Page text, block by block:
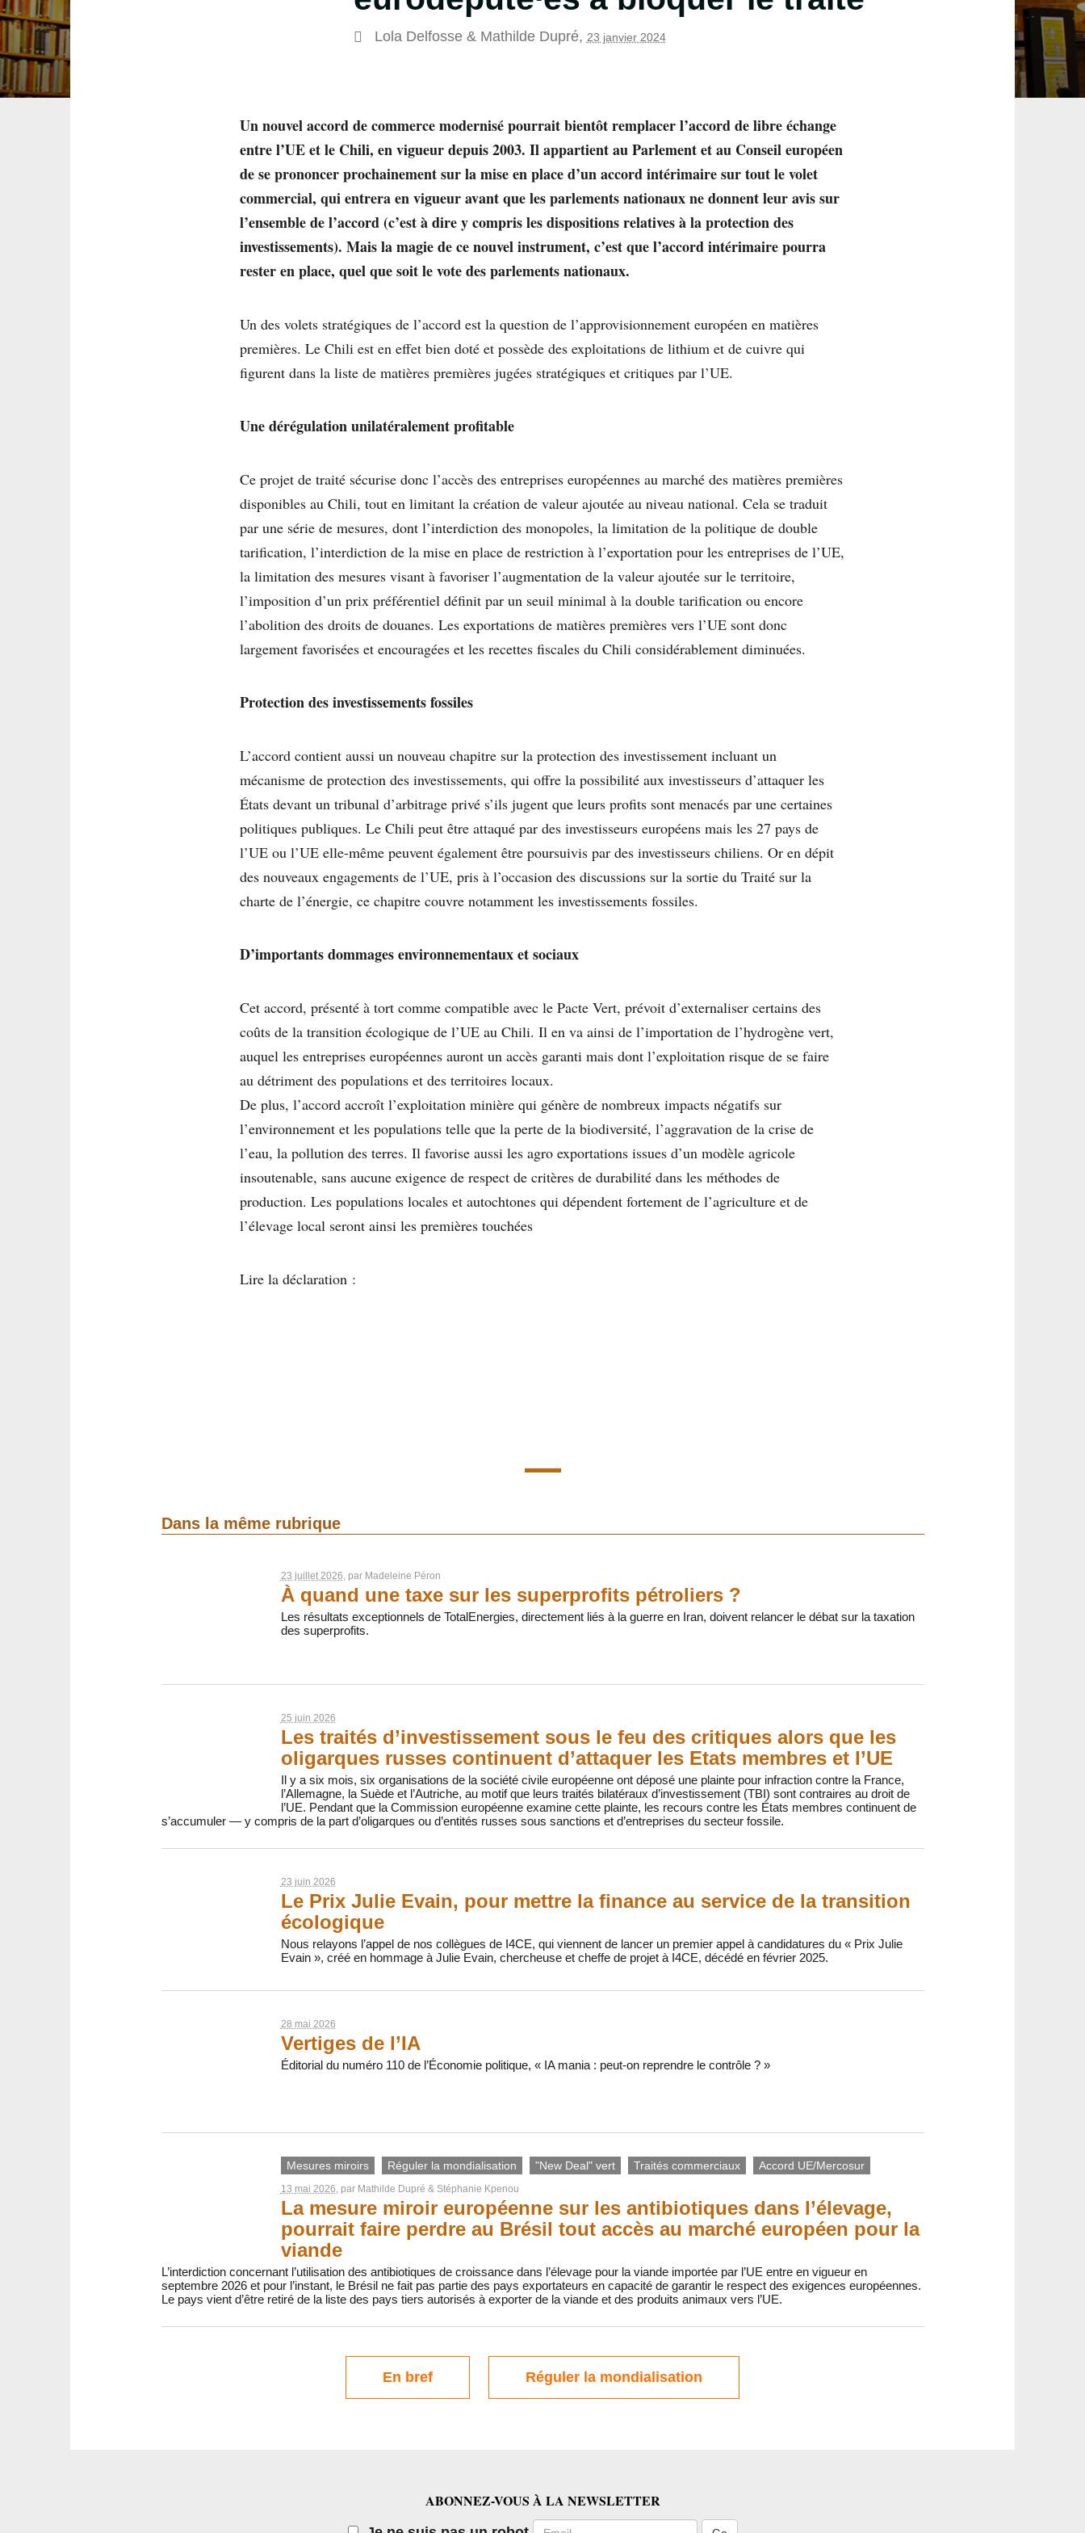
Lola Delfosse& Mathilde Dupré, 23 janvier 2024
Un nouvel accord de commerce modernisé pourrait bientôt remplacer l’accord de libre échange
entre l’UE et le Chili, en vigueur depuis 2003. Il appartient au Parlement et au Conseil européen
de se prononcer prochainement sur la mise en place d’un accord intérimaire sur tout le volet
commercial, qui entrera en vigueur avant que les parlements nationaux ne donnent leur avis sur
l’ensemble de l’accord (c’est à dire y compris les dispositions relatives à la protection des
investissements). Mais la magie de ce nouvel instrument, c’est que l’accord intérimaire pourra
rester en place, quel que soit le vote des parlements nationaux.
Un des volets stratégiques de l’accord est la question de l’approvisionnement européen en matières
premières. Le Chili est en effet bien doté et possède des exploitations de lithium et de cuivre qui
figurent dans la liste de matières premières jugées stratégiques et critiques par l’UE.
Une dérégulation unilatéralement profitable
Ce projet de traité sécurise donc l’accès des entreprises européennes au marché des matières premières
disponibles au Chili, tout en limitant la création de valeur ajoutée au niveau national. Cela se traduit
par une série de mesures, dont l’interdiction des monopoles, la limitation de la politique de double
tarification, l’interdiction de la mise en place de restriction à l’exportation pour les entreprises de l’UE,
la limitation des mesures visant à favoriser l’augmentation de la valeur ajoutée sur le territoire,
l’imposition d’un prix préférentiel définit par un seuil minimal à la double tarification ou encore
l’abolition des droits de douanes. Les exportations de matières premières vers l’UE sont donc
largement favorisées et encouragées et les recettes fiscales du Chili considérablement diminuées.
Protection des investissements fossiles
L’accord contient aussi un nouveau chapitre sur la protection des investissement incluant un
mécanisme de protection des investissements, qui offre la possibilité aux investisseurs d’attaquer les
États devant un tribunal d’arbitrage privé s’ils jugent que leurs profits sont menacés par une certaines
politiques publiques. Le Chili peut être attaqué par des investisseurs européens mais les 27 pays de
l’UE ou l’UE elle-même peuvent également être poursuivis par des investisseurs chiliens. Or en dépit
des nouveaux engagements de l’UE, pris à l’occasion des discussions sur la sortie du Traité sur la
charte de l’énergie, ce chapitre couvre notamment les investissements fossiles.
D’importants dommages environnementaux et sociaux
Cet accord, présenté à tort comme compatible avec le Pacte Vert, prévoit d’externaliser certains des
coûts de la transition écologique de l’UE au Chili. Il en va ainsi de l’importation de l’hydrogène vert,
auquel les entreprises européennes auront un accès garanti mais dont l’exploitation risque de se faire
au détriment des populations et des territoires locaux.
De plus, l’accord accroît l’exploitation minière qui génère de nombreux impacts négatifs sur
l’environnement et les populations telle que la perte de la biodiversité, l’aggravation de la crise de
l’eau, la pollution des terres. Il favorise aussi les agro exportations issues d’un modèle agricole
insoutenable, sans aucune exigence de respect de critères de durabilité dans les méthodes de
production. Les populations locales et autochtones qui dépendent fortement de l’agriculture et de
l’élevage local seront ainsi les premières touchées
Lire la déclaration :
Dans la même rubrique
23 juillet 2026, par Madeleine Péron
À quand une taxe sur les superprofits pétroliers ?
Les résultats exceptionnels de TotalEnergies, directement liés à la guerre en Iran, doivent relancer le débat sur la taxation
des superprofits.
25 juin 2026
Les traités d’investissement sous le feu des critiques alors que les
oligarques russes continuent d’attaquer les Etats membres et l’UE
Il y a six mois, six organisations de la société civile européenne ont déposé une plainte pour infraction contre la France,
l’Allemagne, la Suède et l’Autriche, au motif que leurs traités bilatéraux d’investissement (TBI) sont contraires au droit de
l’UE. Pendant que la Commission européenne examine cette plainte, les recours contre les États membres continuent de
s’accumuler — y compris de la part d’oligarques ou d’entités russes sous sanctions et d’entreprises du secteur fossile.
23 juin 2026
Le Prix Julie Evain, pour mettre la finance au service de la transition
écologique
Nous relayons l’appel de nos collègues de I4CE, qui viennent de lancer un premier appel à candidatures du « Prix Julie
Evain », créé en hommage à Julie Evain, chercheuse et cheffe de projet à I4CE, décédé en février 2025.
28 mai 2026
Vertiges de l’IA
Éditorial du numéro 110 de l’Économie politique, « IA mania : peut-on reprendre le contrôle ? »
Mesures miroirs Réguler la mondialisation "New Deal" vert Traités commerciaux Accord UE/Mercosur
13 mai 2026, par Mathilde Dupré & Stéphanie Kpenou
La mesure miroir européenne sur les antibiotiques dans l’élevage,
pourrait faire perdre au Brésil tout accès au marché européen pour la
viande
L’interdiction concernant l’utilisation des antibiotiques de croissance dans l’élevage pour la viande importée par l’UE entre en vigueur en
septembre 2026 et pour l’instant, le Brésil ne fait pas partie des pays exportateurs en capacité de garantir le respect des exigences européennes.
Le pays vient d’être retiré de la liste des pays tiers autorisés à exporter de la viande et des produits animaux vers l’UE.
En bref Réguler la mondialisation
ABONNEZ-VOUS À LA NEWSLETTER
Email